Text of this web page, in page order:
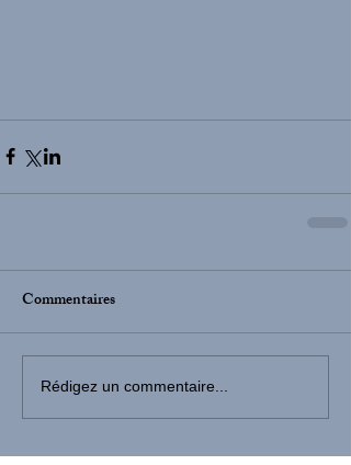
Commentaires
Rédigez un commentaire...